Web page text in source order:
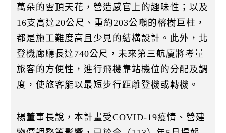
萬朵的雲頂天花，營造感官上的趣味性；以及
16支高達20公尺、重約203公噸的榕樹巨柱，
都是施工難度高且少見的結構設計。此外，北
登機廊廳長達740公尺，未來第三航廈將考量
旅客的方便性，進行飛機靠站機位的分配及調
度，使旅客能以最短步行距離登機或轉機。
楊董事長說，本計畫受COVID-19疫情、營建